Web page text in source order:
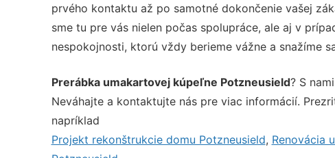
prvého kontaktu až po samotné dokončenie vašej
sme tu pre vás nielen počas spolupráce, ale aj v
nespokojnosti, ktorú vždy berieme vážne a snažíme
Prerábka umakartovej kúpeľne Potzneusield? S
Neváhajte a kontaktujte nás pre viac informácií.
napríklad
Projekt rekonštrukcie domu Potzneusield, Renovácia